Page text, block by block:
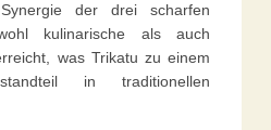
der drei scharfen
kulinarische als auch
was Trikatu zu einem
in traditionellen